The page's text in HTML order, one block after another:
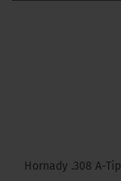
Hornady .308 A-